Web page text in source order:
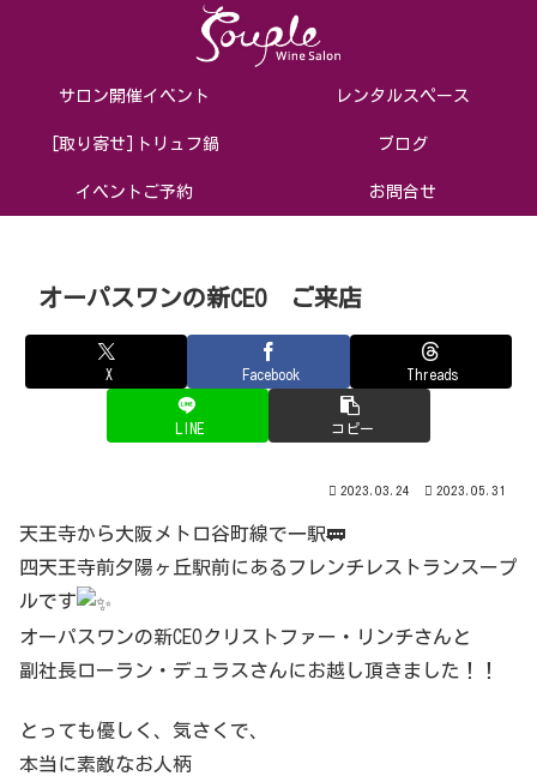
サロン開催イベント レンタルスペース
[取り寄せ]トリュフ鍋 ブログ
イベントご予約 お問合せ
オーパスワンの新CEO ご来店
X Facebook Threads
LINE コピー
2023.03.24 2023.05.31
天王寺から大阪メトロ谷町線で一駅🚃
四天王寺前夕陽ヶ丘駅前にあるフレンチレストランスープ
ルです
オーパスワンの新CEOクリストファー・リンチさんと
副社長ローラン・デュラスさんにお越し頂きました！！
とっても優しく、気さくで、
本当に素敵なお人柄